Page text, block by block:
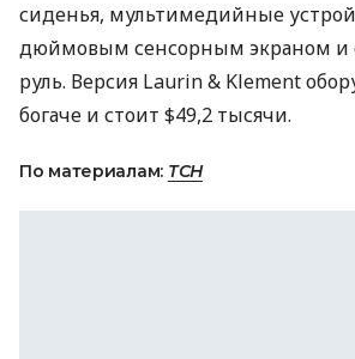
сиденья, мультимедийные
дюймовым сенсорным экраном и
руль. Версия Laurin & Klement
богаче и стоит $49,2 тысячи.
По материалам: ТСН